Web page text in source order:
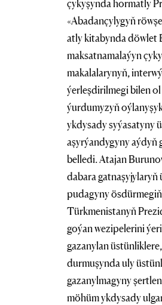
çykyşynda hormatly
«Abadançylygyň
atly kitabynda döwlet
maksatnamalaýyn
makalalarynyň,
ýerleşdirilmegi bilen
ýurdumyzyň
ykdysady syýasatyny
aşyrýandygyny aýdyň
belledi. Atajan
dabara gatnaşyjylaryň
pudagyny
Türkmenistanyň
goýan wezipelerini
gazanylan
durmuşynda uly
gazanylmagyny
möhüm ykdysady